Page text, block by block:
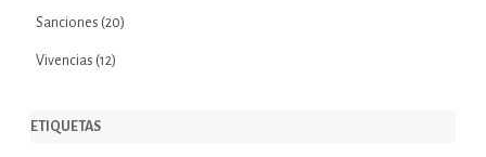
Sanciones (20)
Vivencias (12)
ETIQUETAS